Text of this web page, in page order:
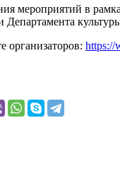
мероприятий в
Департамента
организаторов: https://